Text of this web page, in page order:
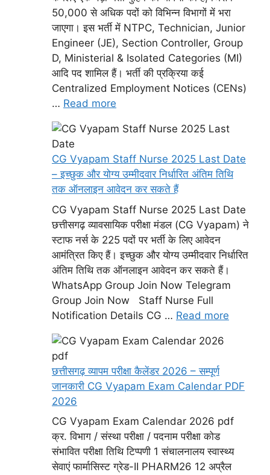
50,000 से अधिक पदों को विभिन्न विभागों में भरा
जाएगा। इस भर्ती में NTPC, Technician, Junior
Engineer (JE), Section Controller, Group
D, Ministerial & Isolated Categories (MI)
आदि पद शामिल हैं। भर्ती की प्रक्रिया कई
Centralized Employment Notices (CENs)
… Read more
CG Vyapam Staff Nurse 2025 Last Date
– इच्छुक और योग्य उम्मीदवार निर्धारित अंतिम तिथि
तक ऑनलाइन आवेदन कर सकते हैं
CG Vyapam Staff Nurse 2025 Last Date
छत्तीसगढ़ व्यावसायिक परीक्षा मंडल (CG Vyapam) ने
स्टाफ नर्स के 225 पदों पर भर्ती के लिए आवेदन
आमंत्रित किए हैं। इच्छुक और योग्य उम्मीदवार निर्धारित
अंतिम तिथि तक ऑनलाइन आवेदन कर सकते हैं।
WhatsApp Group Join Now Telegram
Group Join Now Staff Nurse Full
Notification Details CG … Read more
छत्तीसगढ़ व्यापम परीक्षा कैलेंडर 2026 – सम्पूर्ण
जानकारी CG Vyapam Exam Calendar PDF
2026
CG Vyapam Exam Calendar 2026 pdf
क्र. विभाग / संस्था परीक्षा / पदनाम परीक्षा कोड
संभावित परीक्षा तिथि टिप्पणी 1 संचालनालय स्वास्थ्य
सेवाएं फार्मासिस्ट ग्रेड-II PHARM26 12 अप्रैल